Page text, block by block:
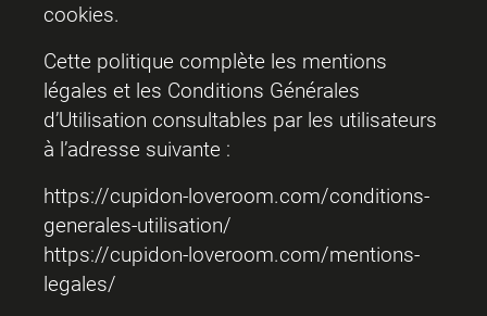
cookies.
Cette politique complète les mentions
légales et les Conditions Générales
d’Utilisation consultables par les utilisateurs
à l’adresse suivante :
https://cupidon-loveroom.com/conditions-
generales-utilisation/
https://cupidon-loveroom.com/mentions-
legales/